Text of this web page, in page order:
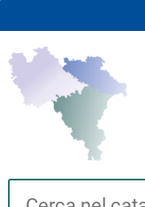
Cerca su "Catalogo"